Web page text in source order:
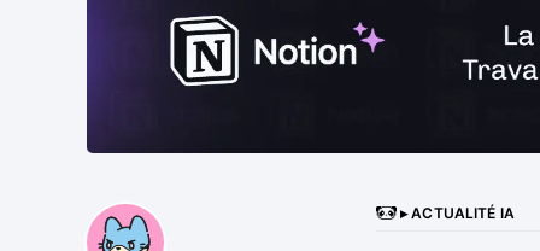
▸ ACTUALITÉ IA